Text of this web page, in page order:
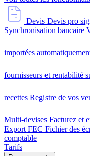
Devis Devis pro
Synchronisation bancaire
importées
fournisseurs et rentabilité
recettes Registre de vos
Multi-devises Facturez et
Export FEC Fichier des
comptable
Tarifs